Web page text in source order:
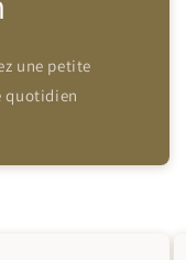
une petite
quotidien